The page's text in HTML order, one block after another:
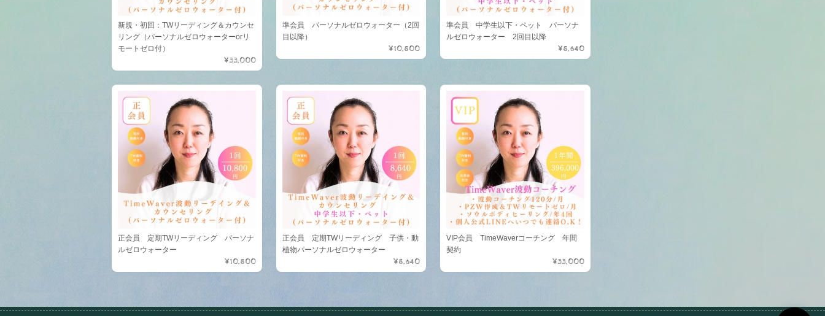
新規・初回：TWリーディング＆カウンセ
リング（パーソナルゼロウォーターorリ
モートゼロ付）
¥33,000
準会員 パーソナルゼロウォーター（2回
目以降）
¥10,800
準会員 中学生以下・ペット パーソナ
ルゼロウォーター 2回目以降
¥8,640
正会員 定期TWリーディング パーソナ
ルゼロウォーター
¥10,800
正会員 定期TWリーディング 子供・動
植物パーソナルゼロウォーター
¥8,640
VIP会員 TimeWaverコーチング 年間
契約
¥33,000